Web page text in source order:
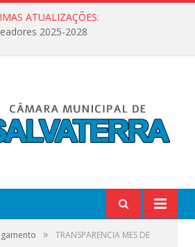
ATUALIZAÇÕES:
2025-2028
»
TRANSPARENCIA MES DE